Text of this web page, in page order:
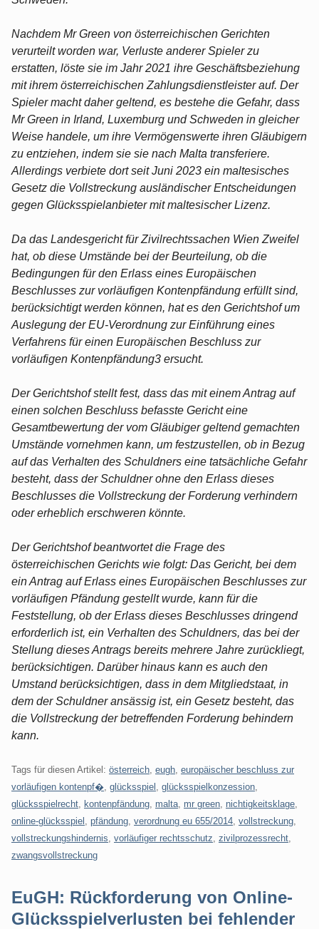
Nachdem Mr Green von österreichischen Gerichten
verurteilt worden war, Verluste anderer Spieler zu
erstatten, löste sie im Jahr 2021 ihre Geschäftsbeziehung
mit ihrem österreichischen Zahlungsdienstleister auf. Der
Spieler macht daher geltend, es bestehe die Gefahr, dass
Mr Green in Irland, Luxemburg und Schweden in gleicher
Weise handele, um ihre Vermögenswerte ihren Gläubigern
zu entziehen, indem sie sie nach Malta transferiere.
Allerdings verbiete dort seit Juni 2023 ein maltesisches
Gesetz die Vollstreckung ausländischer Entscheidungen
gegen Glücksspielanbieter mit maltesischer Lizenz.
Da das Landesgericht für Zivilrechtssachen Wien Zweifel
hat, ob diese Umstände bei der Beurteilung, ob die
Bedingungen für den Erlass eines Europäischen
Beschlusses zur vorläufigen Kontenpfändung erfüllt sind,
berücksichtigt werden können, hat es den Gerichtshof um
Auslegung der EU-Verordnung zur Einführung eines
Verfahrens für einen Europäischen Beschluss zur
vorläufigen Kontenpfändung3 ersucht.
Der Gerichtshof stellt fest, dass das mit einem Antrag auf
einen solchen Beschluss befasste Gericht eine
Gesamtbewertung der vom Gläubiger geltend gemachten
Umstände vornehmen kann, um festzustellen, ob in Bezug
auf das Verhalten des Schuldners eine tatsächliche Gefahr
besteht, dass der Schuldner ohne den Erlass dieses
Beschlusses die Vollstreckung der Forderung verhindern
oder erheblich erschweren könnte.
Der Gerichtshof beantwortet die Frage des
österreichischen Gerichts wie folgt: Das Gericht, bei dem
ein Antrag auf Erlass eines Europäischen Beschlusses zur
vorläufigen Pfändung gestellt wurde, kann für die
Feststellung, ob der Erlass dieses Beschlusses dringend
erforderlich ist, ein Verhalten des Schuldners, das bei der
Stellung dieses Antrags bereits mehrere Jahre zurückliegt,
berücksichtigen. Darüber hinaus kann es auch den
Umstand berücksichtigen, dass in dem Mitgliedstaat, in
dem der Schuldner ansässig ist, ein Gesetz besteht, das
die Vollstreckung der betreffenden Forderung behindern
kann.
Tags für diesen Artikel: österreich eugh europäischer beschluss zur
vorläufigen kontenpf� glücksspiel glücksspielkonzession
glücksspielrecht
kontenpfändung malta mr green nichtigkeitsklage
online-glücksspiel
pfändung verordnung eu 655/2014 vollstreckung
vollstreckungshindernis vorläufiger rechtsschutz zivilprozessrecht
zwangsvollstreckung
EuGH: Rückforderung von Online-
Glücksspielverlusten bei fehlender